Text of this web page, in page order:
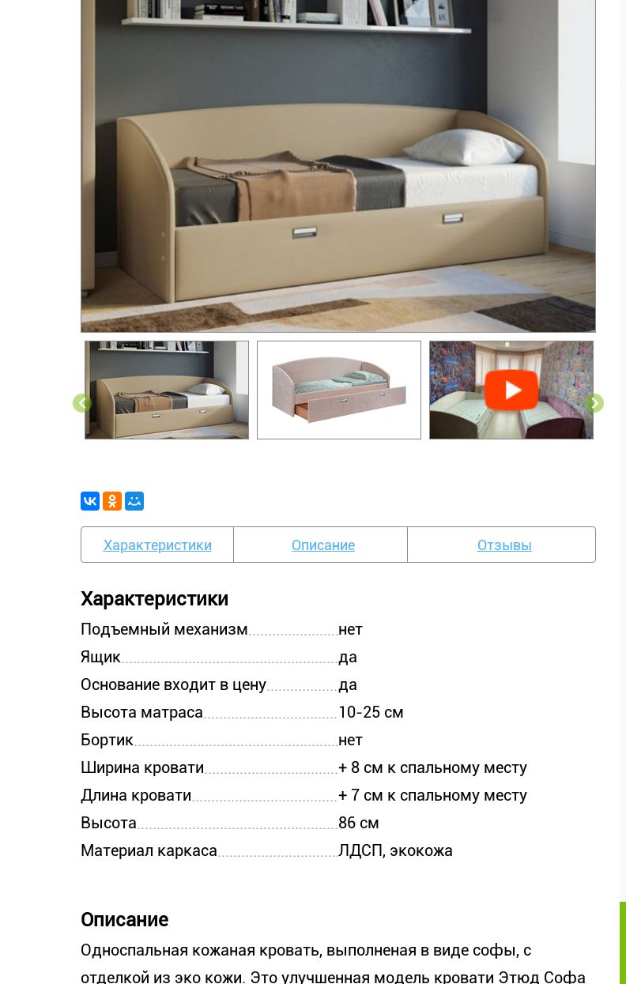
Характеристики Описание Отзывы
Характеристики
Подъемный механизм
нет
Ящик
да
Основание входит в цену
да
Высота матраса
10-25 см
Бортик
нет
Ширина кровати
+ 8 см к спальному месту
Длина кровати
+ 7 см к спальному месту
Высота
86 см
Материал каркаса
ЛДСП, экокожа
Описание
Односпальная кожаная кровать, выполненая в виде софы, с
отделкой из эко кожи. Это улучшенная модель кровати Этюд Софа